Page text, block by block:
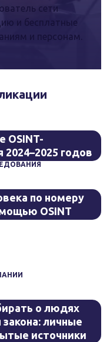
сети
и бесплатные
и персонам.
OSINT-
2024–2025 годов
по номеру
OSINT
о людях
личные
источники